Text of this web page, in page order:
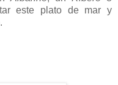
este plato de mar y